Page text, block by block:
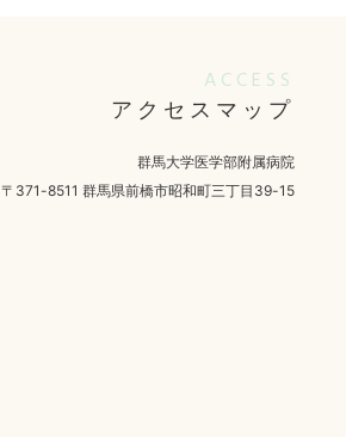
ACCESS
アクセスマップ
群馬大学医学部附属病院
〒371-8511 群馬県前橋市昭和町三丁目39-15